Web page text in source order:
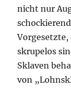
nicht nur
skrupelos
Sklaven
von